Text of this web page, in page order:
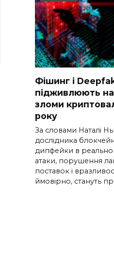
Фішинг і
підживлюють
зломи
року
За словами Наталі
дослідника
дипфейки в
атаки, порушення
поставок і
ймовірно, стануть